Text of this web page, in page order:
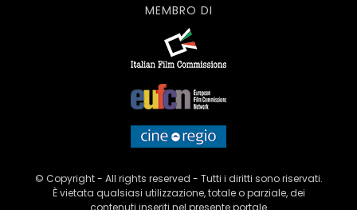
MEMBRO DI
© Copyright - All rights reserved - Tutti i diritti sono riservati.
È vietata qualsiasi utilizzazione, totale o parziale, dei